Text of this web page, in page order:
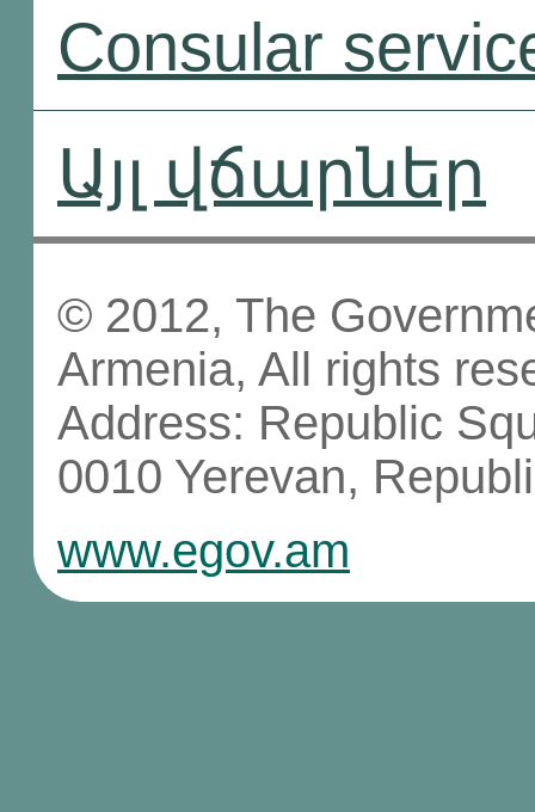
Consular
Այլ վճարներ
© 2012, The
Armenia, All rights
Address: Republic
0010 Yerevan,
www.egov.am